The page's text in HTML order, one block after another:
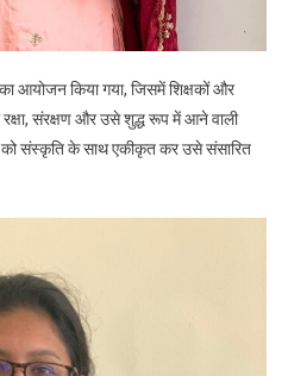
आयोजन किया गया, जिसमें शिक्षकों और
रक्षा, संरक्षण और उसे शुद्ध रूप में आने वाली
को संस्कृति के साथ एकीकृत कर उसे संसारित